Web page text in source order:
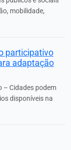
mobilidade,
participativo
adaptação
– Cidades podem
disponíveis na